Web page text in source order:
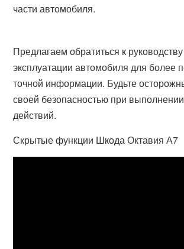
части автомобиля.
Предлагаем обратиться к
эксплуатации автомобиля для более
точной информации. Будьте
своей безопасностью при
действий.
Скрытые функции Шкода Октавия А7